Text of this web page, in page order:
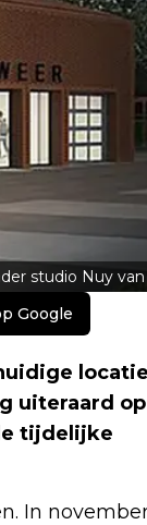
studio Nuy
Google
uiteraard op
tijdelijke
In